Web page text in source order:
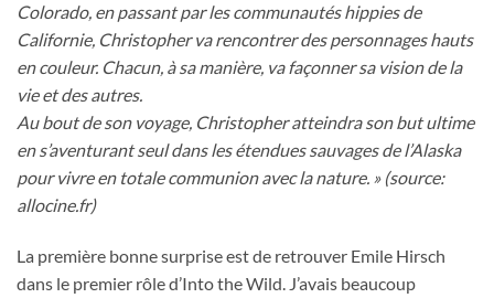
Colorado, en passant par les communautés hippies de
Californie, Christopher va rencontrer des personnages hauts
en couleur. Chacun, à sa manière, va façonner sa vision de la
vie et des autres.
Au bout de son voyage, Christopher atteindra son but ultime
en s’aventurant seul dans les étendues sauvages de l’Alaska
pour vivre en totale communion avec la nature. » (source:
allocine.fr)
La première bonne surprise est de retrouver Emile Hirsch
dans le premier rôle d’Into the Wild. J’avais beaucoup